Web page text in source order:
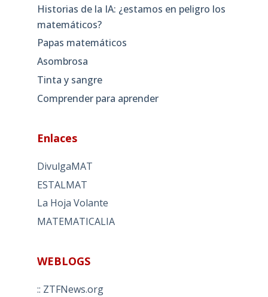
Historias de la IA: ¿estamos en peligro los
matemáticos?
Papas matemáticos
Asombrosa
Tinta y sangre
Comprender para aprender
Enlaces
DivulgaMAT
ESTALMAT
La Hoja Volante
MATEMATICALIA
WEBLOGS
:: ZTFNews.org